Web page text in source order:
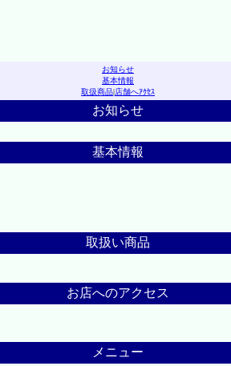
お知らせ
基本情報
取扱商品|店舗へｱｸｾｽ
お知らせ
基本情報
取扱い商品
お店へのアクセス
メニュー